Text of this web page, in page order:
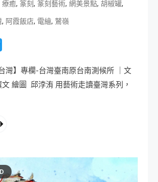
療癒, 篆刻, 篆刻藝術, 網美景點, 胡椒罐,
, 阿霞飯店, 電繪, 鷲嶺
灣】專欄-台灣臺南原台南測候所 ｜文
繪圖 邱浡洧 用藝術走讀臺灣系列，